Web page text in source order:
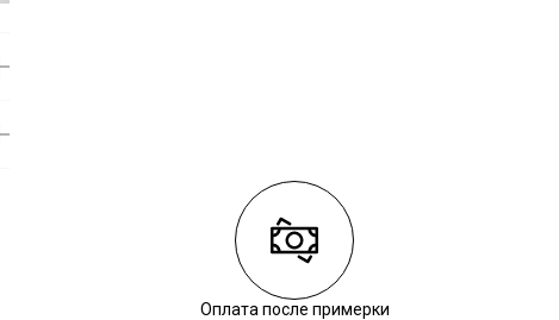
Оплата после примерки